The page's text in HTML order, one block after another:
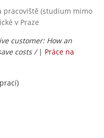
pracoviště (studium mimo
v Praze
customer: How an
costs / | Práce na